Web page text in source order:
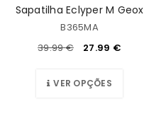
Sapatilha Eclyper M Geox
B365MA
39.99€ 27.99 €
VER OPÇÕES